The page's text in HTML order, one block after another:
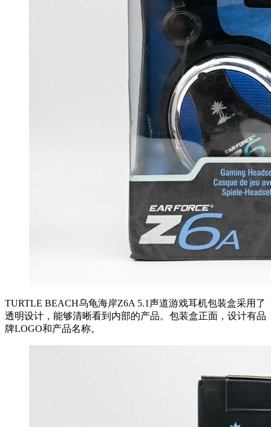
TURTLE BEACH乌龟海岸Z6A 5.1声道游戏耳机包装盒采用了
透明设计，能够清晰看到内部的产品。包装盒正面，设计有品
牌LOGO和产品名称。